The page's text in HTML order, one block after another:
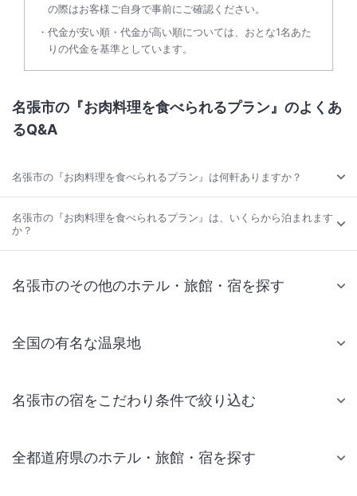
の際はお客様ご自身で事前にご確認ください。
代金が安い順・代金が高い順については、おとな1名あた
りの代金を基準としています。
名張市の『お肉料理を食べられるプラン』のよくあ
るQ&A
名張市の『お肉料理を食べられるプラン』は何軒ありますか？
名張市の『お肉料理を食べられるプラン』は、いくらから泊まれます
か？
名張市のその他のホテル・旅館・宿を探す
全国の有名な温泉地
名張市の宿をこだわり条件で絞り込む
全都道府県のホテル・旅館・宿を探す